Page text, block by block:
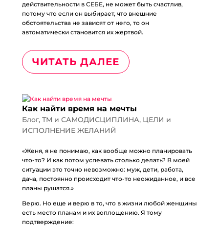
действительности в СЕБЕ, не может быть счастлив,
потому что если он выбирает, что внешние
обстоятельства не зависят от него, то он
автоматически становится их жертвой.
ЧИТАТЬ ДАЛЕЕ
Как найти время на мечты
Блог, ТМ и САМОДИСЦИПЛИНА, ЦЕЛИ и
ИСПОЛНЕНИЕ ЖЕЛАНИЙ
«Женя, я не понимаю, как вообще можно планировать
что-то? И как потом успевать столько делать? В моей
ситуации это точно невозможно: муж, дети, работа,
дача, постоянно происходит что-то неожиданное, и все
планы рушатся.»
Верю. Но еще и верю в то, что в жизни любой женщины
есть место планам и их воплощению. Я тому
подтверждение: